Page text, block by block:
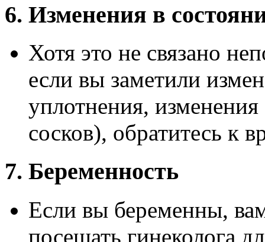
6. Изменения в
Хотя это не связано
если вы заметили
уплотнения,
сосков), обратитесь к
7. Беременность
Если вы беременны,
посещать гинеколога